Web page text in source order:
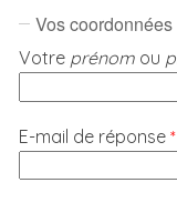
Vos coordonnées
Votre prénom ou
E-mail de réponse*